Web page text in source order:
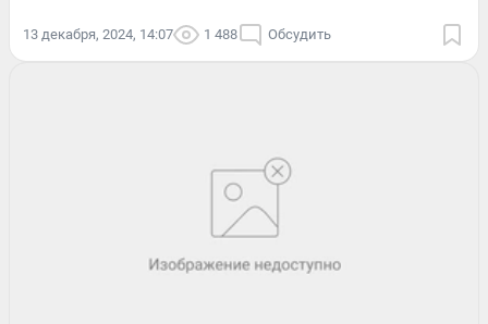
13 декабря, 2024, 14:07 1 488 Обсудить